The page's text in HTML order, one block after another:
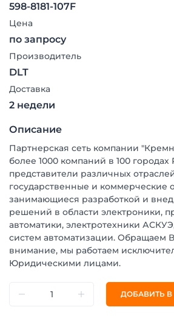
598-8181-107F
Цена
по запросу
Производитель
DLT
Доставка
2 недели
Описание
Партнерская сеть компании
более 1000 компаний в 100
представители различных
государственные и коммерческие
занимающиеся разработкой и
решений в области электроники,
автоматики, электротехники
систем автоматизации. Обращаем
внимание, мы работаем
Юридическими лицами.
ДОБАВИТЬ